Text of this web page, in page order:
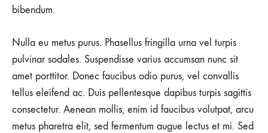
bibendum.
Nulla eu metus purus. Phasellus fringilla urna vel turpis
pulvinar sodales. Suspendisse varius accumsan nunc sit
amet porttitor. Donec faucibus odio purus, vel convallis
tellus eleifend ac. Duis pellentesque dapibus turpis sagittis
consectetur. Aenean mollis, enim id faucibus volutpat, arcu
metus pharetra elit, sed fermentum augue lectus et mi. Sed